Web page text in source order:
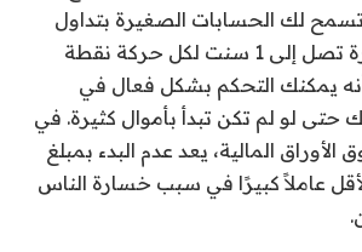
دولارًا. تسمح لك الحسابات الصغيرة بتداول
أحجام مراكز صغيرة تصل إلى 1 سنت لكل حركة نقطة
يمكنك التحكم بشكل فعال في
حتى لو لم تكن تبدأ بأموال كثيرة. في
الأوراق المالية، يعد عدم البدء بمبلغ
الأقل عاملاً كبيرًا في سبب خسارة الناس